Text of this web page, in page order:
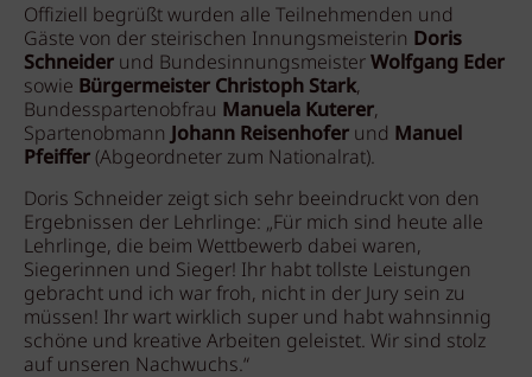
Offiziell begrüßt wurden alle Teilnehmenden und
Gäste von der steirischen Innungsmeisterin Doris
Schneider und BundesinnungsmeisterWolfgang Eder
sowie Bürgermeister Christoph Stark,
Bundesspartenobfrau Manuela Kuterer,
SpartenobmannJohann Reisenhofer und Manuel
Pfeiffer(Abgeordneter zum Nationalrat).
Doris Schneider zeigt sich sehr beeindruckt von den
Ergebnissen der Lehrlinge: „Für mich sind heute alle
Lehrlinge, die beim Wettbewerb dabei waren,
Siegerinnen und Sieger! Ihr habt tollste Leistungen
gebracht und ich war froh, nicht in der Jury sein zu
müssen! Ihr wart wirklich super und habt wahnsinnig
schöne und kreative Arbeiten geleistet. Wir sind stolz
auf unseren Nachwuchs.“